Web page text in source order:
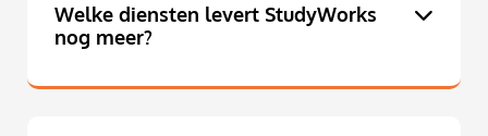
Welke diensten levert StudyWorks
nog meer?